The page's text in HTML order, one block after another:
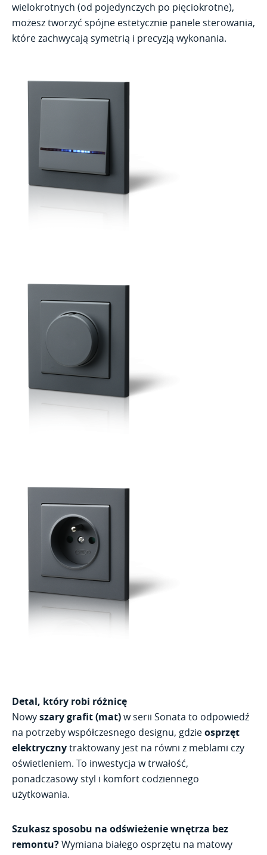
wielokrotnych (od pojedynczych po pięciokrotne),
możesz tworzyć spójne estetycznie panele sterowania,
które zachwycają symetrią i precyzją wykonania.
Detal, który robi różnicę
Nowyszary grafit (mat)w serii Sonata to odpowiedź
na potrzeby współczesnego designu, gdzieosprzęt
elektrycznytraktowany jest na równi z meblami czy
oświetleniem. To inwestycja w trwałość,
ponadczasowy styl i komfort codziennego
użytkowania.
Szukasz sposobu na odświeżenie wnętrza bez
remontu?Wymiana białego osprzętu na matowy